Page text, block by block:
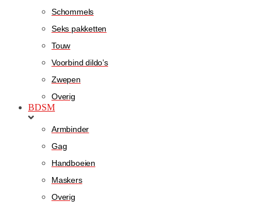
Schommels
Seks pakketten
Touw
Voorbind dildo’s
Zwepen
Overig
BDSM
Armbinder
Gag
Handboeien
Maskers
Overig